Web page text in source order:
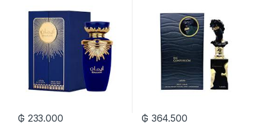
₲ 233.000 ₲ 364.500